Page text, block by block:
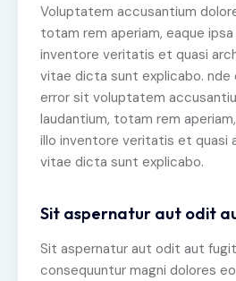
Voluptatem accusantium
totam rem aperiam, eaque ipsa
inventore veritatis et quasi
vitae dicta sunt explicabo. nde
error sit voluptatem
laudantium, totam rem
illo inventore veritatis et quasi
vitae dicta sunt explicabo.
Sit aspernatur aut odit
Sit aspernatur aut odit aut
consequuntur magni dolores